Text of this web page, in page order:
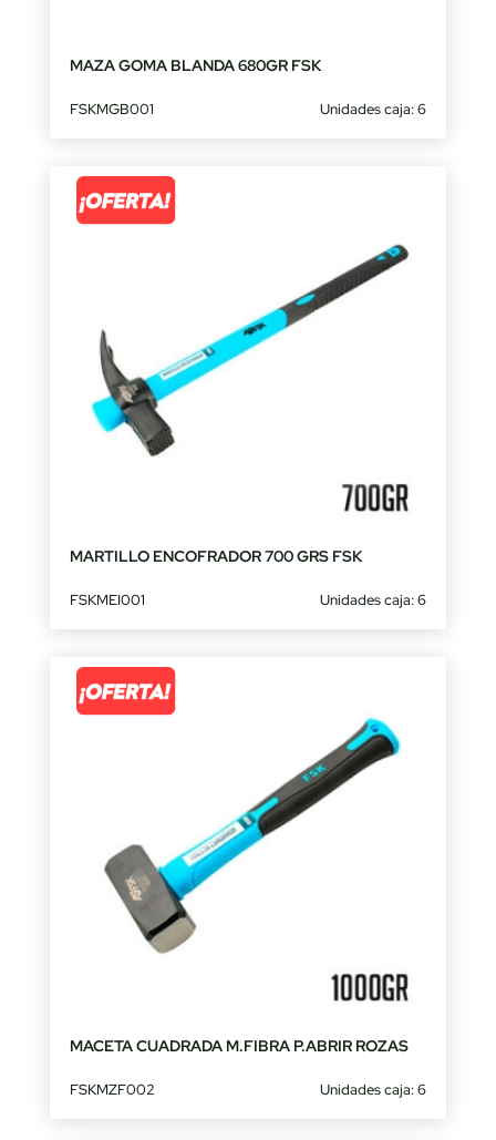
MAZA GOMA BLANDA 680GR FSK
FSKMGB001 Unidades caja: 6
MARTILLO ENCOFRADOR 700 GRS FSK
FSKMEI001 Unidades caja: 6
MACETA CUADRADA M.FIBRA P.ABRIR ROZAS
FSKMZF002 Unidades caja: 6